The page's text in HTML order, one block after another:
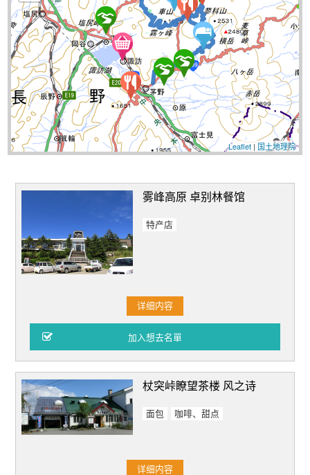
Leaflet| 国土地理院
雾峰高原 卓别林餐馆
特产店
详细内容
杖突峠瞭望茶楼 风之诗
面包 咖啡、甜点
详细内容